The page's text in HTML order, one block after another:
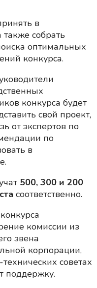
в
собрать
оптимальных
конкурса.
конкурса будет
свой проект,
от экспертов по
по
в
500, 300 и 200
соответственно.
комиссии из
звена
корпорации,
советах
поддержку.